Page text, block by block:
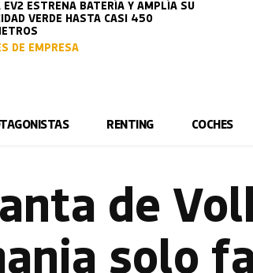
EV2 ESTRENA BATERÍA Y AMPLÍA SU
VERDE HASTA CASI 450
DE EMPRESA
RENTING COCHES
de
solo